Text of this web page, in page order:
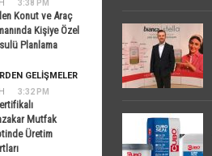
3:38 PM
Konut ve Araç
Kişiye Özel
Planlama
3:32 PM
GELIŞMELER
Mutfak
Üretim